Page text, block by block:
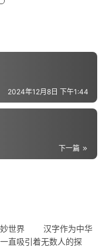
2024年12月8日 下午1:44
下一篇
妙世界 汉字作为中华
直吸引着无数人的探